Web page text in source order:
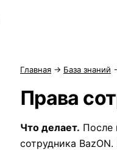
Главная → База знаний
Права
Что делает. После
сотрудника